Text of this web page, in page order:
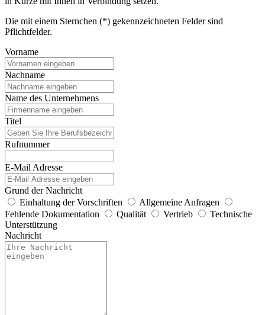
Die mit einem Sternchen (*) gekennzeichneten Felder sind
Pflichtfelder.
Vorname
Nachname
Name des Unternehmens
Titel
Rufnummer
E-Mail Adresse
Grund der Nachricht
Einhaltung der Vorschriften
Allgemeine Anfragen
Fehlende Dokumentation
Qualität Vertrieb
Technische
Unterstützung
Nachricht